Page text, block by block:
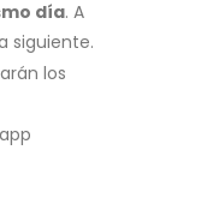
día. A
siguiente.
los